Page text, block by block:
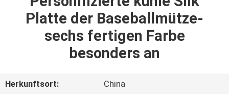
PRODUKTE
UNS
Platte der Baseballmütze-
sechs fertigen Farbe
besonders an
Herkunftsort:
China